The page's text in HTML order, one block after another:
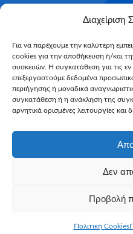
Διαχείριση
Για να παρέχουμε την καλύτερη
cookies για την αποθήκευση ή/και
συσκευών. Η συγκατάθεση για τις εν
επεξεργαστούμε δεδομένα
περιήγησης ή μοναδικά
συγκατάθεση ή η ανάκληση της
αρνητικά ορισμένες λειτουργίες και
Δεν
Προβολή
Πολιτική Cookies
Κριτήρια
Υποβολή
Email*
All